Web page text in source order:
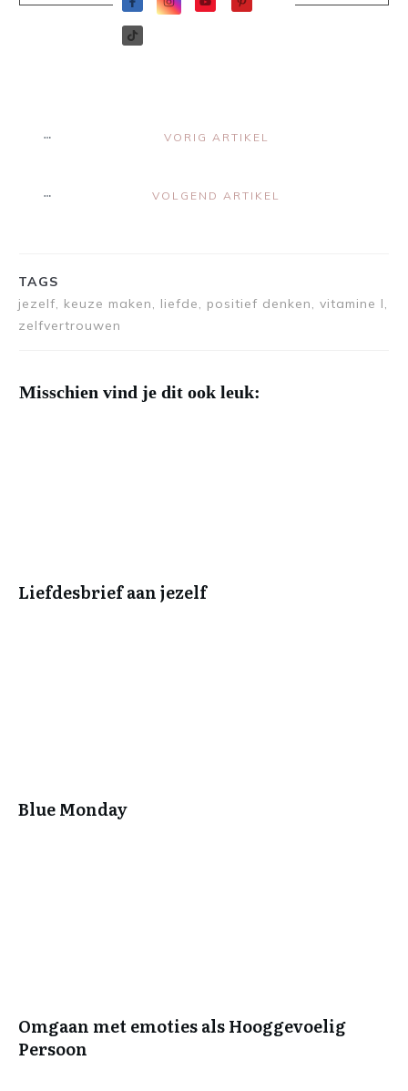
VORIG ARTIKEL
VOLGEND ARTIKEL
TAGS
jezelf, keuze maken, liefde, positief denken, vitamine l,
zelfvertrouwen
Misschien vind je dit ook leuk:
Liefdesbrief aan jezelf
Blue Monday
Omgaan met emoties als Hooggevoelig
Persoon